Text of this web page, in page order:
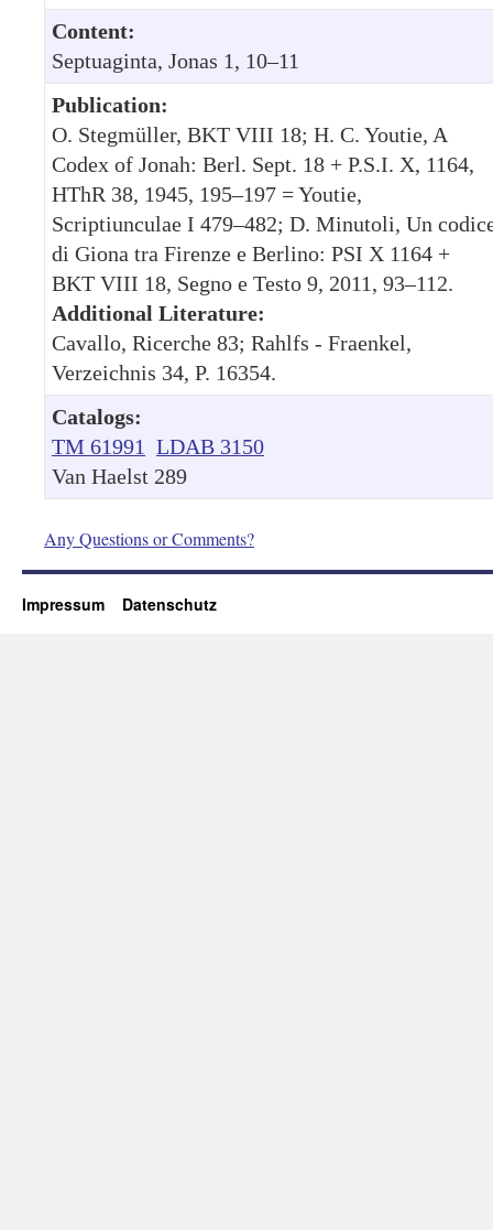
Content:
Septuaginta, Jonas 1, 10–11
Publication:
O. Stegmüller, BKT VIII 18; H. C. Youtie, A
Codex of Jonah: Berl. Sept. 18 + P.S.I. X, 1164,
HThR 38, 1945, 195–197 = Youtie,
Scriptiunculae I 479–482; D. Minutoli, Un
di Giona tra Firenze e Berlino: PSI X 1164 +
BKT VIII 18, Segno e Testo 9, 2011, 93–112.
Additional Literature:
Cavallo, Ricerche 83; Rahlfs - Fraenkel,
Verzeichnis 34, P. 16354.
Catalogs:
TM 61991 LDAB 3150
Van Haelst 289
Any Questions or Comments?
Impressum Datenschutz